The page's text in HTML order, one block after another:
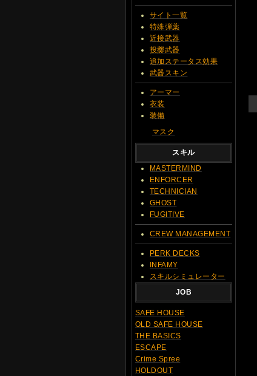
サイト一覧
特殊弾薬
近接武器
投擲武器
追加ステータス効果
武器スキン
アーマー
衣装
装備
マスク
スキル
MASTERMIND
ENFORCER
TECHNICIAN
GHOST
FUGITIVE
CREW MANAGEMENT
PERK DECKS
INFAMY
スキルシミュレーター
JOB
SAFE HOUSE
OLD SAFE HOUSE
THE BASICS
ESCAPE
Crime Spree
HOLDOUT